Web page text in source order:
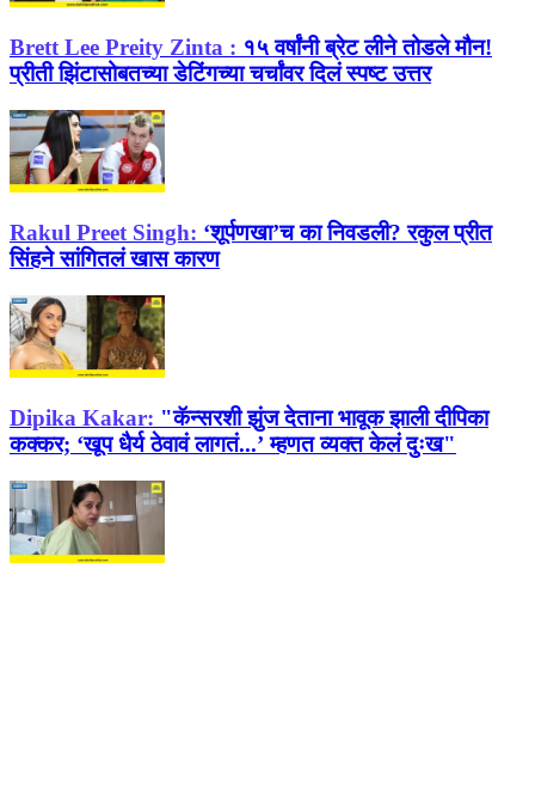
Brett Lee Preity Zinta : १५ वर्षांनी ब्रेट लीने तोडले मौन!
प्रीती झिंटासोबतच्या डेटिंगच्या चर्चांवर दिलं स्पष्ट उत्तर
Rakul Preet Singh: ‘शूर्पणखा’च का निवडली? रकुल प्रीत
सिंहने सांगितलं खास कारण
Dipika Kakar: "कॅन्सरशी झुंज देताना भावूक झाली दीपिका
कक्कर; ‘खूप धैर्य ठेवावं लागतं...’ म्हणत व्यक्त केलं दुःख"